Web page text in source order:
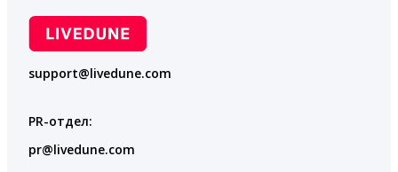
support@livedune.com
PR-отдел:
pr@livedune.com